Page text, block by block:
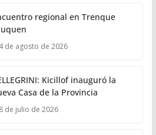
regional en Trenque
4 de agosto de 2026
Kicillof inauguró la
Casa de la Provincia
8 de julio de 2026